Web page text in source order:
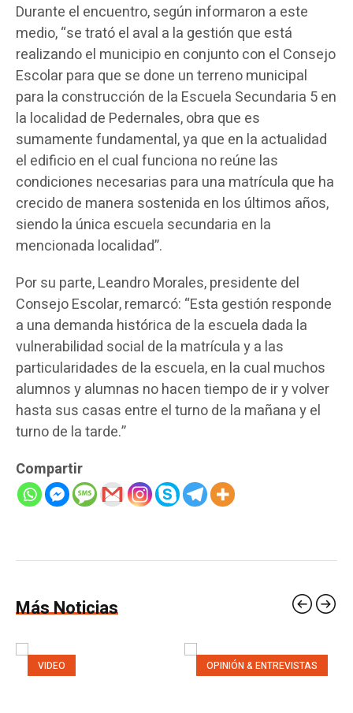
Durante el encuentro, según informaron a este
medio, “se trató el aval a la gestión que está
realizando el municipio en conjunto con el Consejo
Escolar para que se done un terreno municipal
para la construcción de la Escuela Secundaria 5 en
la localidad de Pedernales, obra que es
sumamente fundamental, ya que en la actualidad
el edificio en el cual funciona no reúne las
condiciones necesarias para una matrícula que ha
crecido de manera sostenida en los últimos años,
siendo la única escuela secundaria en la
mencionada localidad”.
Por su parte, Leandro Morales, presidente del
Consejo Escolar, remarcó: “Esta gestión responde
a una demanda histórica de la escuela dada la
vulnerabilidad social de la matrícula y a las
particularidades de la escuela, en la cual muchos
alumnos y alumnas no hacen tiempo de ir y volver
hasta sus casas entre el turno de la mañana y el
turno de la tarde.”
Compartir
Más Noticias
VIDEO OPINIÓN & ENTREVISTAS